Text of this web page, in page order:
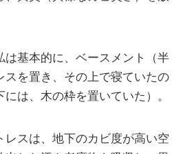
は基本的に、ベースメント（半
スを置き、その上で寝ていたの
は、木の枠を置いていた）。
レスは、地下のカビ度が高い空